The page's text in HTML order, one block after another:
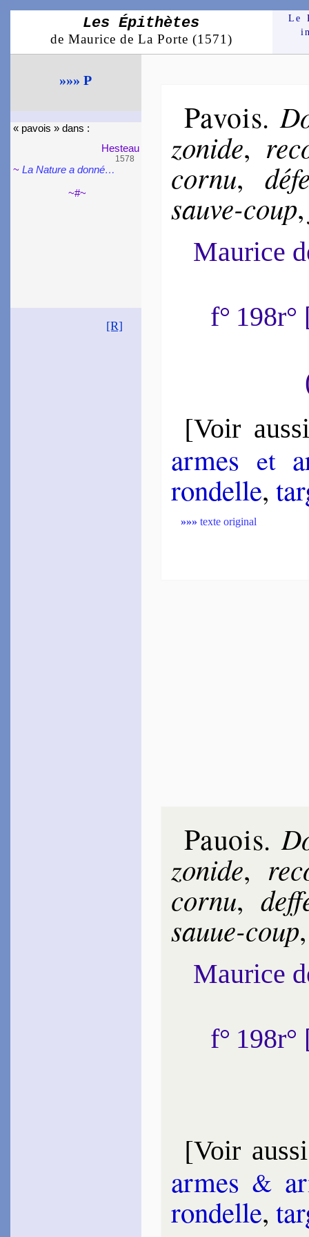
Les Épithètes
de Maurice de La Porte (1571)
Le
»»» P
« pavois » dans :
Hes­teau
1578
~La Nature a don­né…
~#~
[R]
Pavois.
zo­nide,
cor­nu,
sauve-coup
Maurice
f°
[Voir
armes et
ron­delle,
»»» texte original
Pauois.
zo­nide,
cor­nu,
sauue-coup
Maurice
f°
[Voir aussi
armes &
ron­delle,